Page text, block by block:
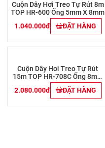
Cuộn Dây Hơi Treo Tự Rút 8m
TOP HR-600 Ống 5mm X 8mm
1.040.000đ
ĐẶT HÀNG